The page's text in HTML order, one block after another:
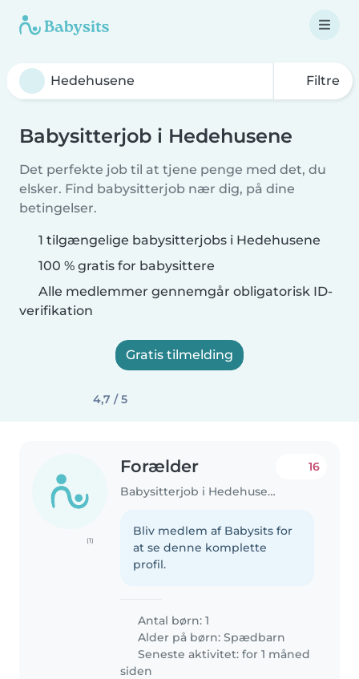
Filtre
Babysitterjob i Hedehusene
Det perfekte job til at tjene penge med det, du
elsker. Find babysitterjob nær dig, på dine
betingelser.
1 tilgængelige babysitterjobs i Hedehusene
100 % gratis for babysittere
Alle medlemmer gennemgår obligatorisk ID-
verifikation
Gratis tilmelding
4,7 / 5
(1)
Forælder
Babysitterjob i Hedehusene
16
Bliv medlem af Babysits for
at se denne komplette
profil.
Antal børn: 1
Alder på børn:Spædbarn
Seneste aktivitet: for 1 måned
siden